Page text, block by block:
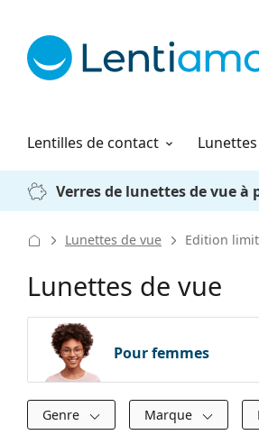
Lentilles de contact
Produits d'entretien
Comment commander
Verres de lunettes de vue à
Lunettes de vue Edition
Lunettes de vue
Pour femmes
Filtres
Genre Marque